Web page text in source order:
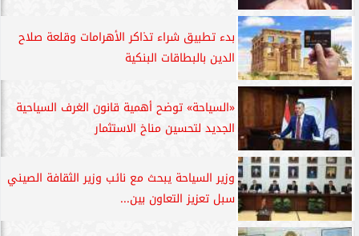
بدء تطبيق شراء تذاكر الأهرامات وقلعة صلاح
الدين بالبطاقات البنكية
«السياحة» توضح أهمية قانون الغرف السياحية
الجديد لتحسين مناخ الاستثمار
وزير السياحة يبحث مع نائب وزير الثقافة الصيني
سبل تعزيز التعاون بين...